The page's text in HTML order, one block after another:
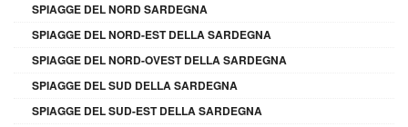
SPIAGGE DEL NORD SARDEGNA
SPIAGGE DEL NORD-EST DELLA SARDEGNA
SPIAGGE DEL NORD-OVEST DELLA SARDEGNA
SPIAGGE DEL SUD DELLA SARDEGNA
SPIAGGE DEL SUD-EST DELLA SARDEGNA